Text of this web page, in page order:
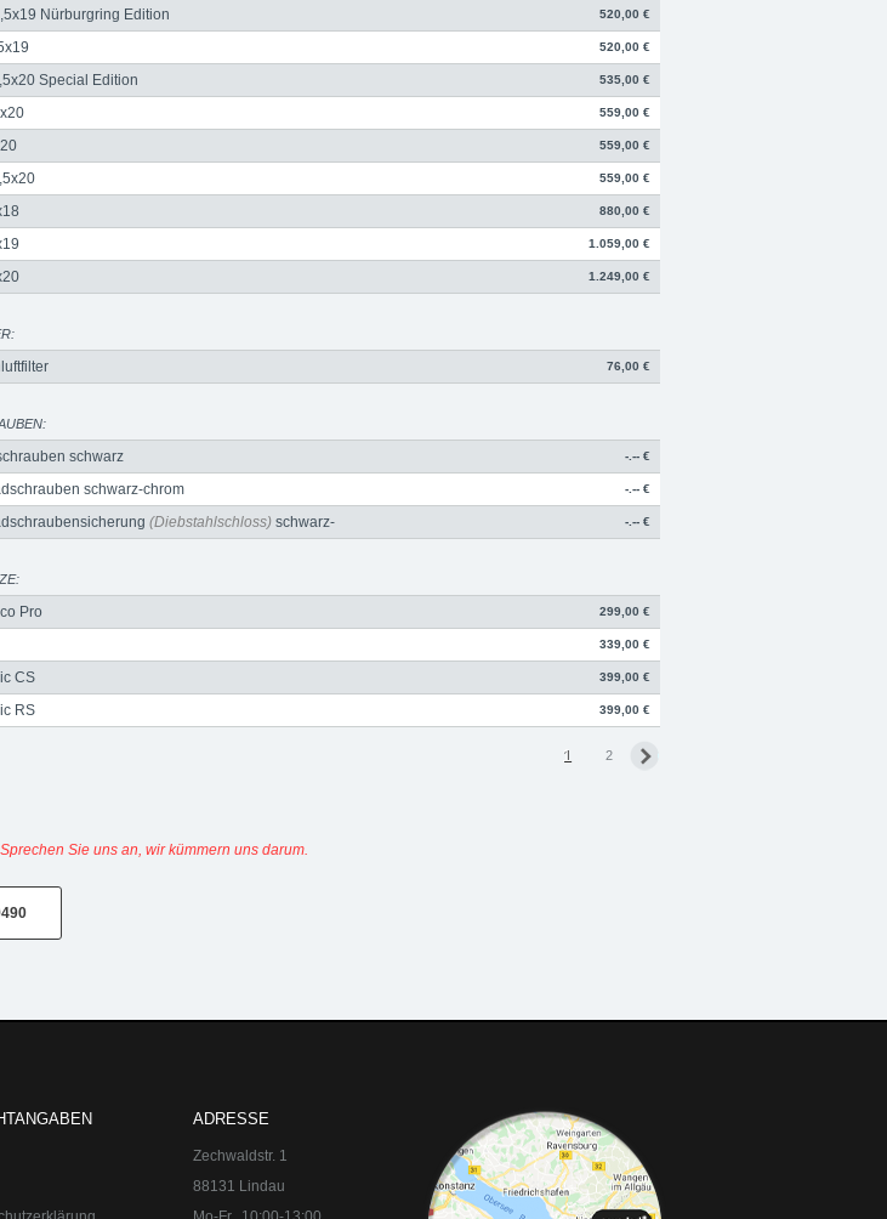
Nürburgring Edition 520,00 €
520,00 €
Special Edition 535,00 €
559,00 €
559,00 €
559,00 €
880,00 €
1.059,00 €
1.249,00 €
76,00 €
schwarz -.-- €
schwarz-chrom -.-- €
(Diebstahlschloss) schwarz-
-.-- €
Pro 299,00 €
339,00 €
CS 399,00 €
RS 399,00 €
1 2
Sprechen Sie uns an, wir kümmern uns darum.
ADRESSE
Zechwaldstr. 1
88131 Lindau